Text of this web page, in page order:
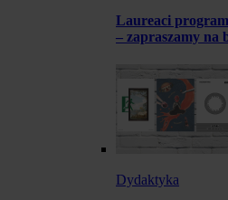
Laureaci
– zapraszamy na
Dydaktyka